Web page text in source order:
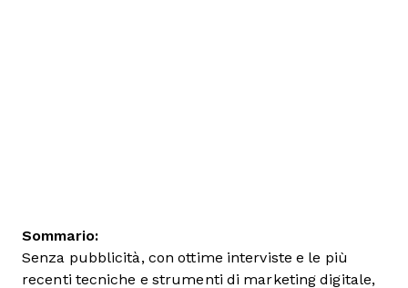
Sommario:
Senza pubblicità, con ottime interviste e le più
recenti tecniche e strumenti di marketing digitale,